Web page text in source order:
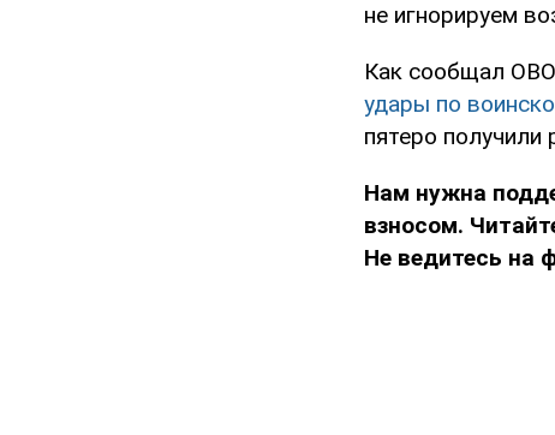
не игнорируем
Как сообщал
удары по
пятеро получили
Нам нужна
взносом.
Не ведитесь на